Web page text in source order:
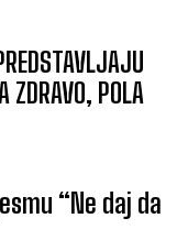
ZDRAVO, POLA
“Ne daj da